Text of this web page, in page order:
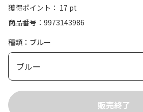
獲得ポイント： 17 pt
商品番号
9973143986
種類：ブルー